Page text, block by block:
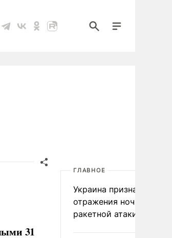
31
ГЛАВНОЕ
Украина признала
отражения ночной
ракетной атаки